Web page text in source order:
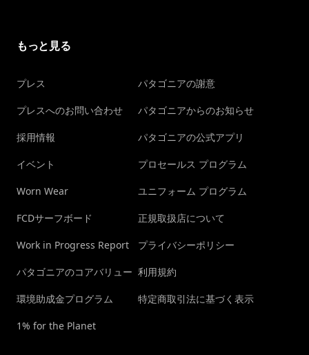
もっと見る
プレス
プレスへのお問い合わせ
採用情報
イベント
Worn Wear
FCDサーフボード
Work in Progress Report
パタゴニアのコアバリュー
環境助成金プログラム
1% for the Planet
パタゴニアの謝意
パタゴニアからのお知らせ
パタゴニアの公式アプリ
プロセールス プログラム
ユニフォーム プログラム
正規取扱店について
プライバシーポリシー
利用規約
特定商取引法に基づく表示